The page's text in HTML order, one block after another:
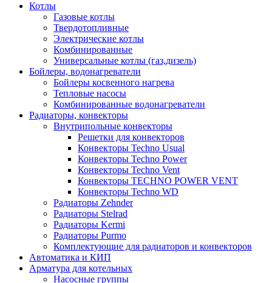
Котлы
Газовые котлы
Твердотопливные
Электрические котлы
Комбинированные
Универсальные котлы (газ,дизель)
Бойлеры, водонагреватели
Бойлеры косвенного нагрева
Тепловые насосы
Комбинированные водонагреватели
Радиаторы, конвекторы
Внутрипольные конвекторы
Решетки для конвекторов
Конвекторы Techno Usual
Конвекторы Techno Power
Конвекторы Techno Vent
Конвекторы TECHNO POWER VENT
Конвекторы Techno WD
Радиаторы Zehnder
Радиаторы Stelrad
Радиаторы Kermi
Радиаторы Purmo
Комплектующие для радиаторов и конвекторов
Автоматика и КИП
Арматура для котельных
Насосные группы